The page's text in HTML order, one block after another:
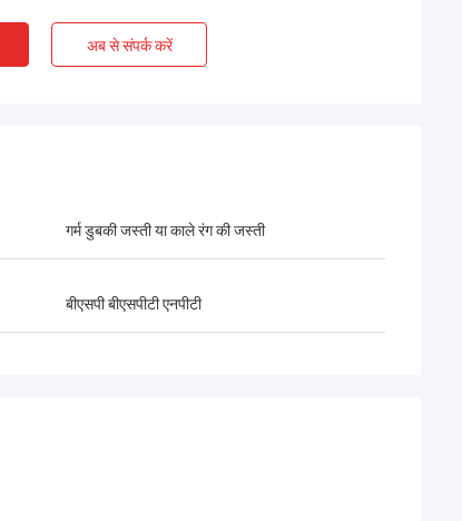
अब से संपर्क करें
गर्म डुबकी जस्ती या काले रंग की जस्ती
बीएसपी बीएसपीटी एनपीटी